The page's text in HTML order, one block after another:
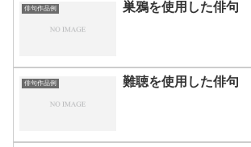
俳句作品例 巣鴉を使用した俳句
俳句作品例 難聴を使用した俳句